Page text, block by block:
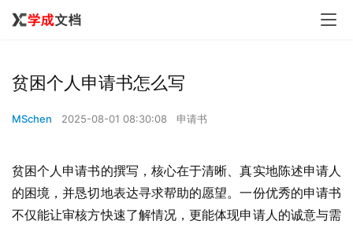
贫困个人申请书怎么写
MSchen 2025-08-01 08:30:08 申请书
贫困个人申请书的撰写，核心在于清晰、真实地陈述申请人
的困境，并恳切地表达寻求帮助的愿望。一份优秀的申请书
不仅能让审核方快速了解情况，更能体现申请人的诚意与需